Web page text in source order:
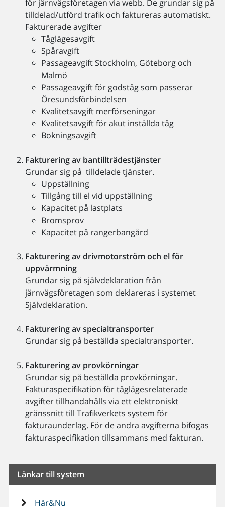
för järnvägsföretagen via webb. De grundar sig på
tilldelad/utförd trafik och faktureras automatiskt.
Fakturerade avgifter
Tåglägesavgift
Spåravgift
Passageavgift Stockholm, Göteborg och
Malmö
Passageavgift för godståg som passerar
Öresundsförbindelsen
Kvalitetsavgift merförseningar
Kvalitetsavgift för akut inställda tåg
Bokningsavgift
Fakturering av bantillträdestjänster
Grundar sig på tilldelade tjänster.
Uppställning
Tillgång till el vid uppställning
Kapacitet på lastplats
Bromsprov
Kapacitet på rangerbangård
Fakturering av drivmotorström och el för
uppvärmning
Grundar sig på självdeklaration från
järnvägsföretagen som deklareras i systemet
Självdeklaration.
Fakturering av specialtransporter
Grundar sig på beställda specialtransporter.
Fakturering av provkörningar
Grundar sig på beställda provkörningar.
Fakturaspecifikation för tåglägesrelaterade
avgifter tillhandahålls via ett elektroniskt
gränssnitt till Trafikverkets system för
fakturaunderlag. För de andra avgifterna bifogas
fakturaspecifikation tillsammans med fakturan.
Länkar till system
Här&Nu